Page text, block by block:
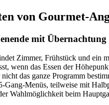
von Gourmet-
mit Übernachtung
Zimmer, Frühstück und ein
wenn das Essen der
das ganze Programm
Gang-Menüs, teilweise mit
Wahlmöglichkeit beim